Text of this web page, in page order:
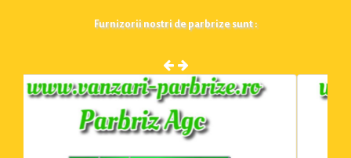
Furnizorii nostri de parbrize sunt :